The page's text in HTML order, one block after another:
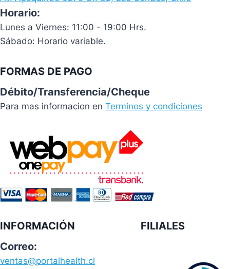
Horario:
Lunes a Viernes: 11:00 - 19:00 Hrs.
Sábado: Horario variable.
FORMAS DE PAGO
Débito/Transferencia/Cheque
Para mas informacion en Terminos y condiciones
INFORMACIÓN
Correo:
ventas@portalhealth.cl
FILIALES